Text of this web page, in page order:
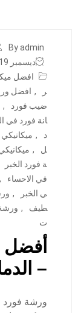
By admin
ديسمبر 19, 2020
افضل
ر
, افضل
ضيب فورد
,
انة فورد في
د
, ميكانيكي
ل
,
ة فورد الخبر
في الاحساء
,
ي الخبر
,
طيف
,
ت
أفضل
–
ورشة فورد